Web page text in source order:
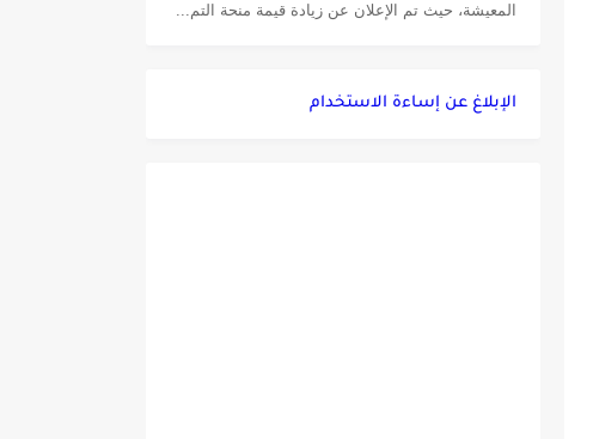
المعيشة، حيث تم الإعلان عن زيادة قيمة منحة التم...
الإبلاغ عن إساءة الاستخدام